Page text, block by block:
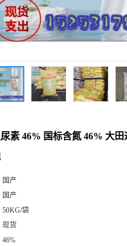
素 46% 国标含氮 46% 大
国产
国产
50KG/袋
现货
46%